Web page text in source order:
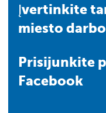
Įvertinkite tarnybos
miesto darbo
Prisijunkite prie mūsų
Facebook